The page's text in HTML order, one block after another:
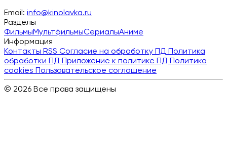
Email: info@kinolavka.ru
Разделы
ФильмыМультфильмыСериалыАниме
Информация
Контакты RSS Согласие на обработку ПД Политика
обработки ПД Приложение к политике ПД Политика
cookies Пользовательское соглашение
© 2026 Все права защищены